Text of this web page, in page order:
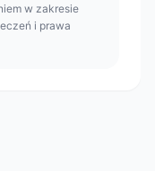
w zakresie
i prawa